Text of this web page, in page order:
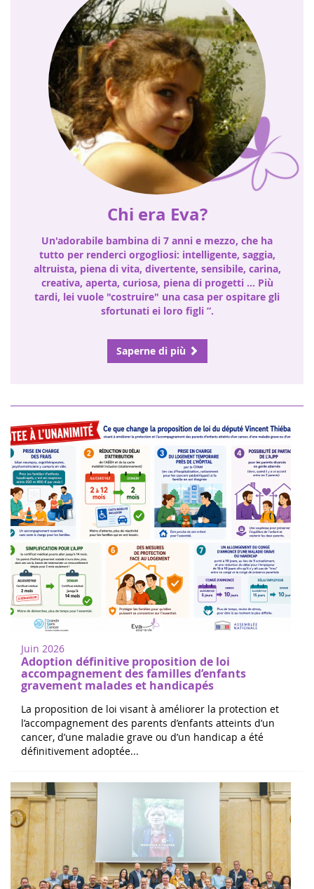
Chi era Eva?
Un'adorabile bambina di 7 anni e mezzo, che ha
tutto per renderci orgogliosi: intelligente, saggia,
altruista, piena di vita, divertente, sensibile, carina,
creativa, aperta, curiosa, piena di progetti ... Più
tardi, lei vuole "costruire" una casa per ospitare gli
Saperne di più
Juin 2026
Adoption définitive proposition de loi
accompagnement des familles d’enfants
gravement malades et handicapés
La proposition de loi visant à améliorer la protection et
l’accompagnement des parents d’enfants atteints d’un
cancer, d’une maladie grave ou d’un handicap a été